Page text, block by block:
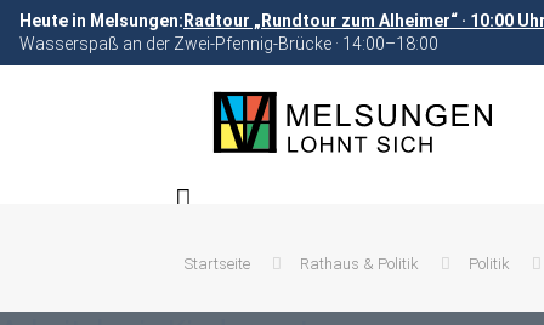
Heute in Melsungen: Radtour „Rundtour zum Alheimer“ · 10:00
Wasserspaß an der Zwei-Pfennig-Brücke · 14:00–18:00
Startseite Rathaus & Politik Politik